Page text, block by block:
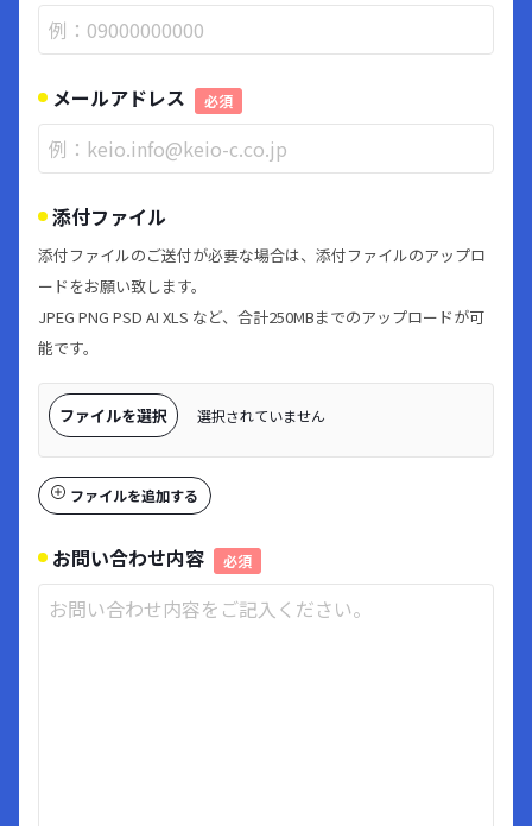
メールアドレス 必須
添付ファイル
添付ファイルのご送付が必要な場合は、添付ファイルのアップロ
ードをお願い致します。
JPEG PNG PSD AI XLS など、合計250MBまでのアップロードが可
能です。
ファイルを選択 選択されていません
ファイルを追加する
お問い合わせ内容 必須